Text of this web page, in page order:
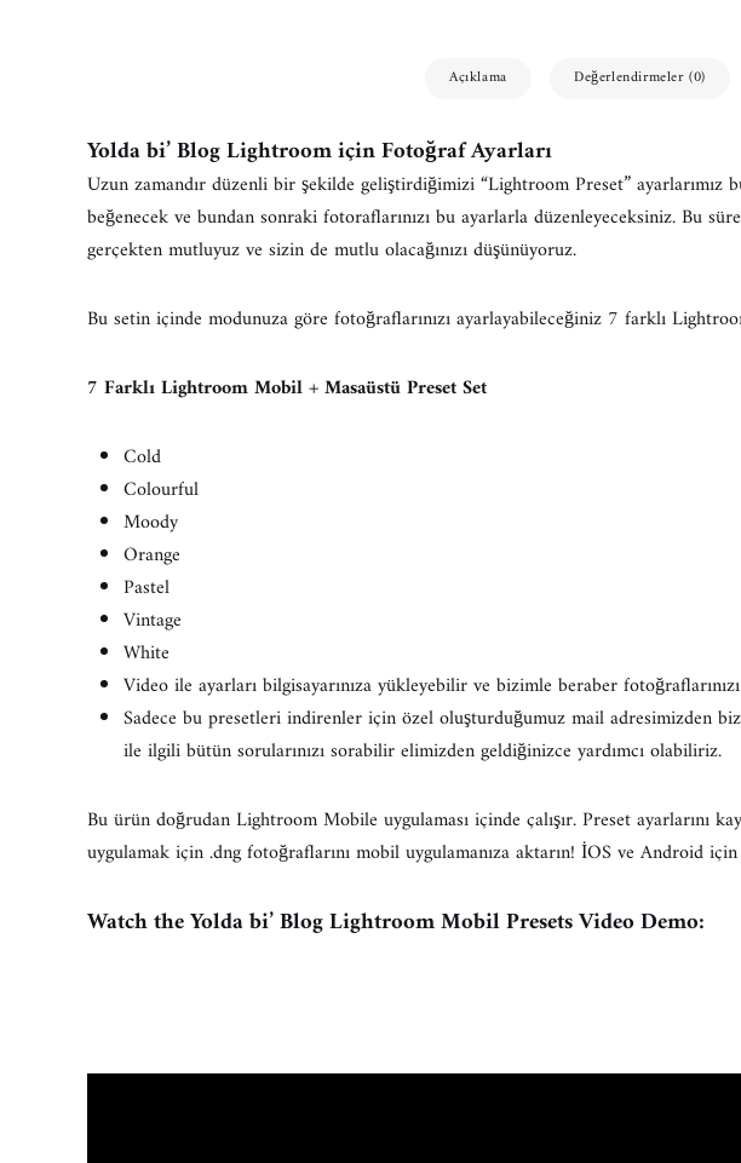
Açıklama Değerlendirmeler (0)
Yolda bi’ Blog Lightroom için Fotoğraf Ayarları
Uzun zamandır düzenli bir şekilde geliştirdiğimizi “Lightroom Preset” ayarlarımız
beğenecek ve bundan sonraki fotoraflarınızı bu ayarlarla düzenleyeceksiniz. Bu
gerçekten mutluyuz ve sizin de mutlu olacağınızı düşünüyoruz.
Bu setin içinde modunuza göre fotoğraflarınızı ayarlayabileceğiniz 7 farklı
7 Farklı Lightroom Mobil + Masaüstü Preset Set
Cold
Colourful
Moody
Orange
Pastel
Vintage
White
Video ile ayarları bilgisayarınıza yükleyebilir ve bizimle beraber
Sadece bu presetleri indirenler için özel oluşturduğumuz mail adresimizden
ile ilgili bütün sorularınızı sorabilir elimizden geldiğinizce yardımcı olabiliriz.
Bu ürün doğrudan Lightroom Mobile uygulaması içinde çalışır. Preset ayarlarını
uygulamak için .dng fotoğraflarını mobil uygulamanıza aktarın! İOS ve Android
Watch the Yolda bi’ Blog Lightroom Mobil Presets Video Demo: